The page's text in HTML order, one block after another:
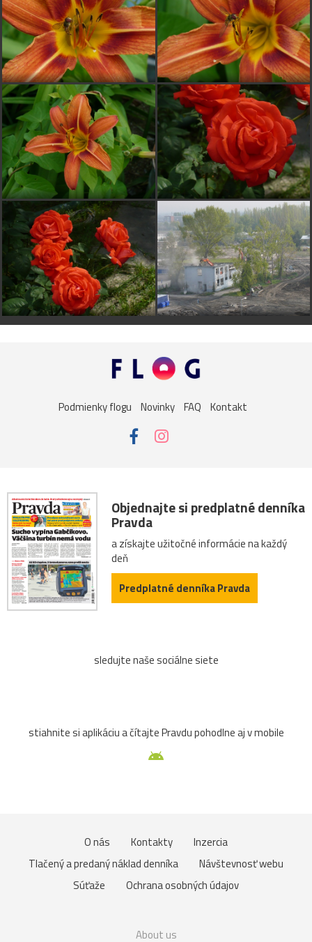
Podmienky flogu Novinky FAQ Kontakt
Objednajte si predplatné denníka
Pravda
a získajte užitočné informácie na každý
deň
Predplatné denníka Pravda
sledujte naše sociálne siete
stiahnite si aplikáciu a čítajte Pravdu pohodlne aj v mobile
O nás Kontakty
Inzercia
Tlačený a predaný náklad denníka
Návštevnosť webu
Súťaže
Ochrana osobných údajov
About us